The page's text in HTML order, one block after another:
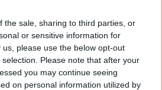
the sale, sharing to third parties, or
or sensitive information for
please use the below opt-out
Please note that after your
you may continue seeing
on personal information utilized by
ΔΙΑΦΗΜΙΣΗ